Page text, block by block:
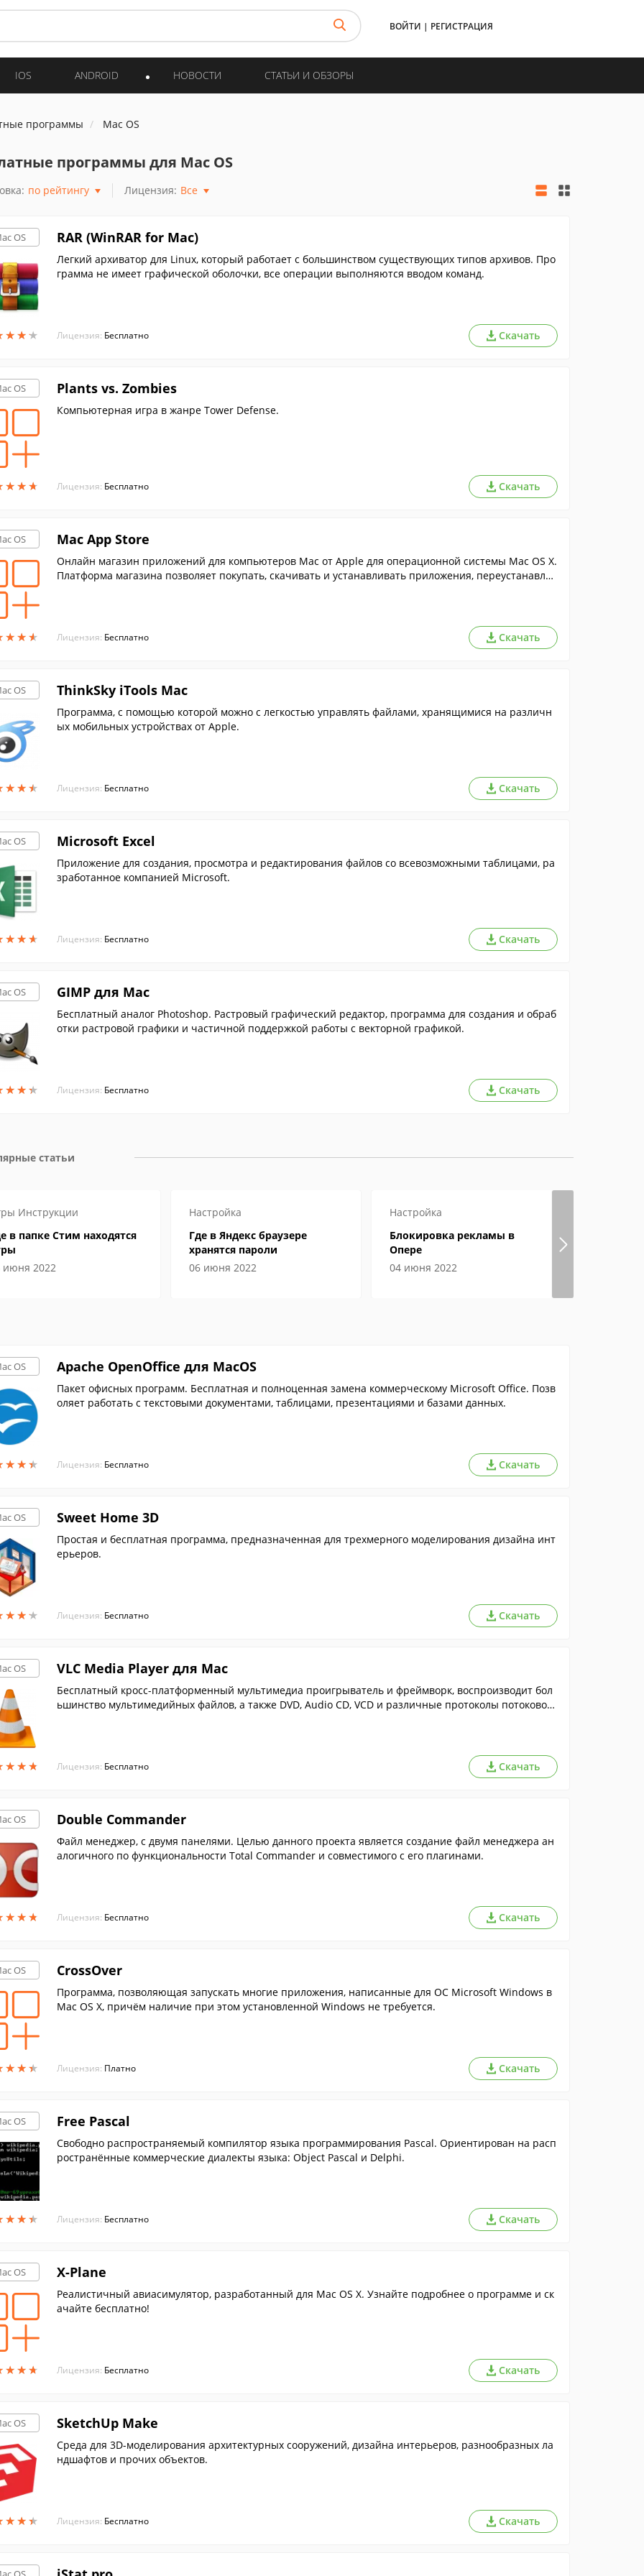
ВОЙТИ | РЕГИСТРАЦИЯ
IOS ANDROID НОВОСТИ СТАТЬИ И ОБЗОРЫ
программы Mac OS
программы для Mac OS
по рейтингу Лицензия: Все
OS
★★★
★★★
RAR (WinRAR for Mac)
Легкий архиватор для Linux, который работает с большинством существующих типов архивов. Про
грамма не имеет графической оболочки, все операции выполняются вводом команд.
Лицензия: Бесплатно Скачать
OS
★★★
★★★
Plants vs. Zombies
Компьютерная игра в жанре Tower Defense.
Лицензия: Бесплатно Скачать
OS
★★★
★★★
Mac App Store
Онлайн магазин приложений для компьютеров Mac от Apple для операционной системы Mac OS X.
Платформа магазина позволяет покупать, скачивать и устанавливать приложения, переустанавлив
Лицензия: Бесплатно Скачать
OS
★★★
★★★
ThinkSky iTools Mac
Программа, с помощью которой можно с легкостью управлять файлами, хранящимися на различн
ых мобильных устройствах от Apple.
Лицензия: Бесплатно Скачать
OS
★★★
★★★
Microsoft Excel
Приложение для создания, просмотра и редактирования файлов со всевозможными таблицами, ра
зработанное компанией Microsoft.
Лицензия: Бесплатно Скачать
OS
★★★
★★★
GIMP для Mac
Бесплатный аналог Photoshop. Растровый графический редактор, программа для создания и обраб
отки растровой графики и частичной поддержкой работы с векторной графикой.
Лицензия: Бесплатно Скачать
статьи
Инструкции
в папке Стим находятся
июня 2022
Настройка
Где в Яндекс браузере
хранятся пароли
06 июня 2022
Настройка
Блокировка рекламы в
Опере
04 июня 2022
OS
★★★
★★★
Apache OpenOffice для MacOS
Пакет офисных программ. Бесплатная и полноценная замена коммерческому Microsoft Office. Позв
оляет работать с текстовыми документами, таблицами, презентациями и базами данных.
Лицензия: Бесплатно Скачать
OS
★★★
★★★
Sweet Home 3D
Простая и бесплатная программа, предназначенная для трехмерного моделирования дизайна инт
ерьеров.
Лицензия: Бесплатно Скачать
OS
★★★
★★★
VLC Media Player для Mac
Бесплатный кросс-платформенный мультимедиа проигрыватель и фреймворк, воспроизводит бол
ьшинство мультимедийных файлов, а также DVD, Audio CD, VCD и различные протоколы потокового
Лицензия: Бесплатно Скачать
OS
★★★
★★★
Double Commander
Файл менеджер, с двумя панелями. Целью данного проекта является создание файл менеджера ан
алогичного по функциональности Total Commander и совместимого с его плагинами.
Лицензия: Бесплатно Скачать
OS
★★★
★★★
CrossOver
Программа, позволяющая запускать многие приложения, написанные для ОС Microsoft Windows в
Mac OS X, причём наличие при этом установленной Windows не требуется.
Лицензия: Платно Скачать
OS
★★★
★★★
Free Pascal
Cвободно распространяемый компилятор языка программирования Pascal. Ориентирован на расп
ространённые коммерческие диалекты языка: Object Pascal и Delphi.
Лицензия: Бесплатно Скачать
OS
★★★
★★★
X-Plane
Реалистичный авиасимулятор, разработанный для Mac OS X. Узнайте подробнее о программе и ск
ачайте бесплатно!
Лицензия: Бесплатно Скачать
OS
★★★
★★★
SketchUp Make
Среда для 3D-моделирования архитектурных сооружений, дизайна интерьеров, разнообразных ла
ндшафтов и прочих объектов.
Лицензия: Бесплатно Скачать